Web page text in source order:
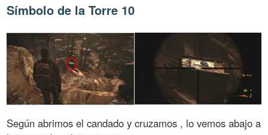
Símbolo de la Torre 10
Según abrimos el candado y cruzamos , lo vemos abajo a